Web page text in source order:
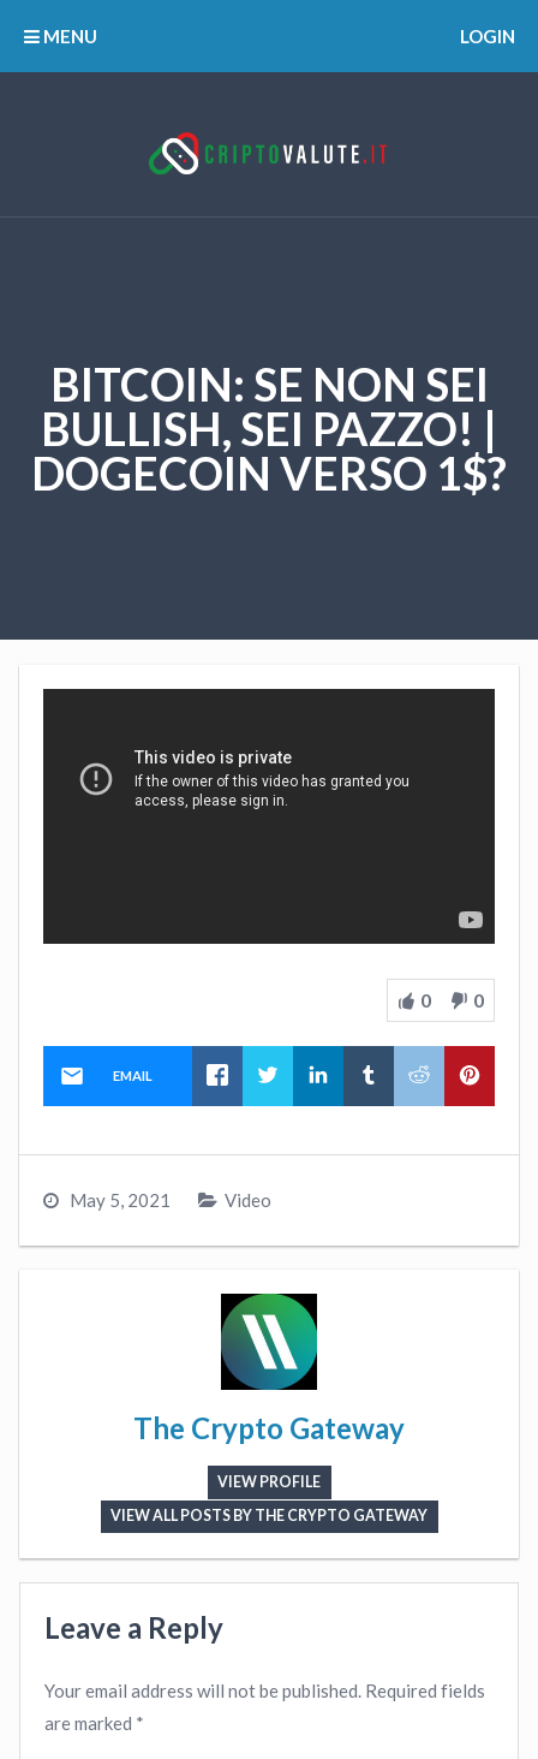
MENU LOGIN
BITCOIN: SE NON SEI
BULLISH, SEI PAZZO! |
DOGECOIN VERSO 1$?
0 0
EMAIL
May 5, 2021 Video
The Crypto Gateway
VIEW PROFILE
VIEW ALL POSTS BY THE CRYPTO GATEWAY
Leave a Reply
Your email address will not be published. Required fields
are marked *